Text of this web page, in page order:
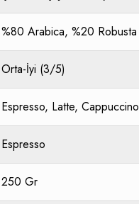
%80 Arabica, %20 Robusta
Orta-İyi (3/5)
Espresso, Latte,
Espresso
250 Gr